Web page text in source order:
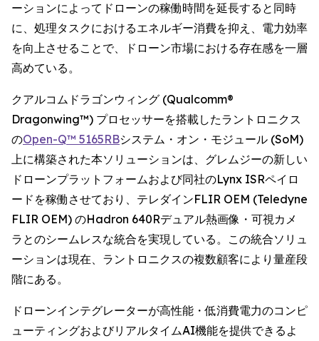
ーションによってドローンの稼働時間を延長すると同時
に、処理タスクにおけるエネルギー消費を抑え、電力効率
を向上させることで、ドローン市場における存在感を一層
高めている。
クアルコムドラゴンウィング (Qualcomm®
Dragonwing™) プロセッサーを搭載したラントロニクス
のOpen-Q™ 5165RBシステム・オン・モジュール (SoM)
上に構築された本ソリューションは、グレムジーの新しい
ドローンプラットフォームおよび同社のLynx ISRペイロ
ードを稼働させており、テレダインFLIR OEM (Teledyne
FLIR OEM) のHadron 640Rデュアル熱画像・可視カメ
ラとのシームレスな統合を実現している。この統合ソリュ
ーションは現在、ラントロニクスの複数顧客により量産段
階にある。
ドローンインテグレーターが高性能・低消費電力のコンピ
ューティングおよびリアルタイムAI機能を提供できるよ